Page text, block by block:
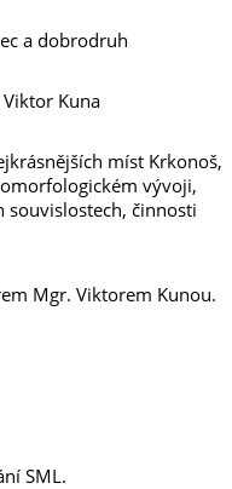
a dobrodruh
Kuna
míst Krkonoš,
vývoji,
činnosti
Mgr. Viktorem Kunou.
SML.